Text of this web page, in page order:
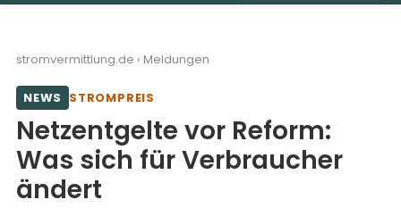
stromvermittlung.de › Meldungen
NEWS STROMPREIS
Netzentgelte vor Reform:
Was sich für Verbraucher
ändert